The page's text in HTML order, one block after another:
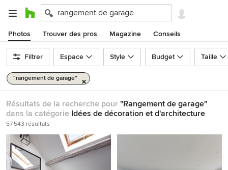
Photos Trouver des pros Magazine Conseils
Filtrer Espace Style Budget Taille
"rangement de garage"
Résultats de la recherche pour "Rangement de garage"
dans la catégorie Idées de décoration et d'architecture
57 543 résultats